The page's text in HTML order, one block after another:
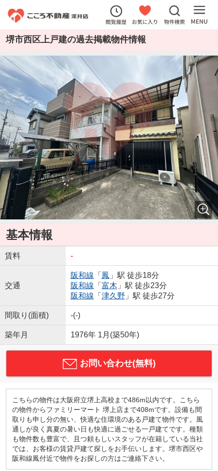
堺市西区上戸建の過去掲載物件情報
基本情報
賃料 -
交通
阪和線 「 鳳」駅 徒歩18分
阪和線 「 富木 」駅 徒歩23分
阪和線 「 津久野 」駅 徒歩27分
間取り(面積) -(-)
築年月 1976年 1月(築50年)
お問い合わせ(無料)
こちらの物件は大阪府立堺上高校まで486m以内です。こちら
の物件からファミリーマート 堺上店まで408mです。設備も間
取りも申し分の無い、快適な住環境のある戸建て物件です。風
通しが良く真夏の暑い日も快適に過ごせる一戸建てです。種類
も物件数も豊富で、且つ頼もしいスタッフが在籍している当社
では、お客様の賃貸戸建て探しをお手伝いします。堺市西区や
阪和線鳳付近で物件をお探しの方はご連絡下さい。